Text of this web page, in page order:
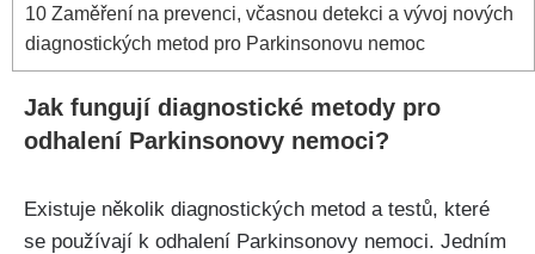
10 Zaměření na prevenci, včasnou detekci a vývoj nových
diagnostických metod pro Parkinsonovu nemoc
Jak fungují diagnostické metody pro
odhalení Parkinsonovy nemoci?
Existuje několik diagnostických metod a testů, které
se používají k odhalení Parkinsonovy nemoci. Jedním